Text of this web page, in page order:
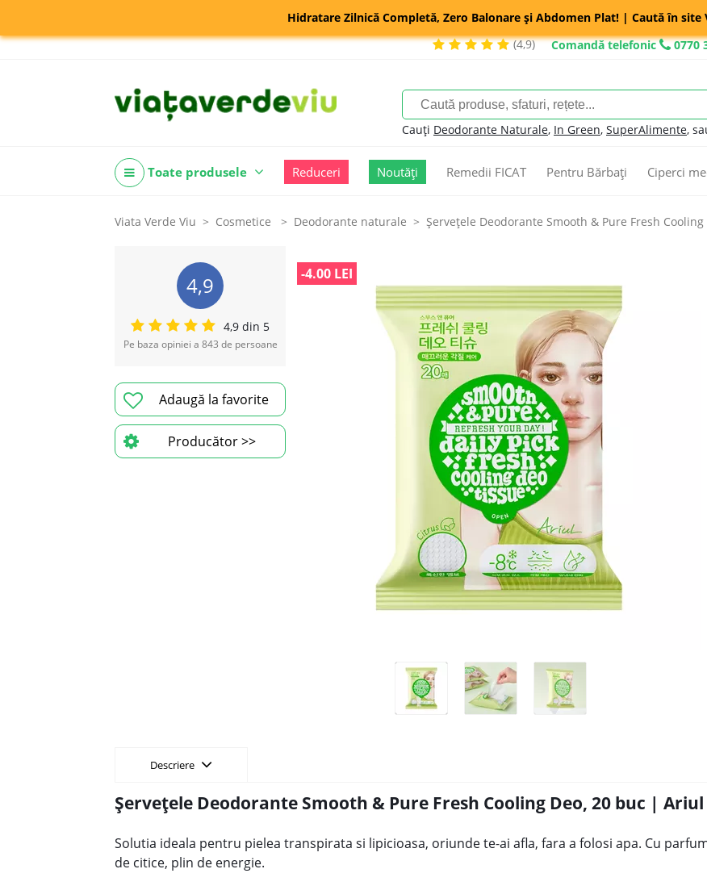
Hidratare Zilnică Completă, Zero Balonare și Abdomen Plat! | Caută în site
(4,9)
Comandă telefonic 0770
Cauți Deodorante Naturale, In Green, SuperAlimente,
Toate produsele Reduceri Noutăți Remedii FICAT Pentru Bărbați Ciperci
Viata Verde Viu Cosmetice Deodorante naturale Șervețele Deodorante Smooth & Pure Fresh
4,9
4,9 din 5
Pe baza opiniei a 843 de persoane
Adaugă la favorite
Producător >>
-4.00 LEI
Descriere
Șervețele Deodorante Smooth & Pure Fresh Cooling Deo, 20 buc | Ariul
Solutia ideala pentru pielea transpirata si lipicioasa, oriunde te-ai afla, fara a folosi apa. Cu
de citice, plin de energie.